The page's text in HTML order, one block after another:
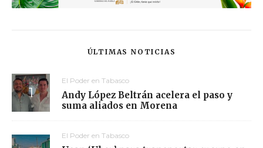
ÚLTIMAS NOTICIAS
El Poder en Tabasco
Andy López Beltrán acelera el paso y
suma aliados en Morena
El Poder en Tabasco